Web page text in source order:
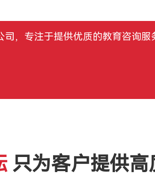
司，专注于提供优质的教育咨询
只为客户提供高